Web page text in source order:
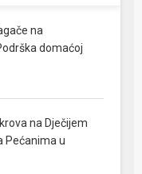
na
domaćoj
na Dječijem
Pećanima u